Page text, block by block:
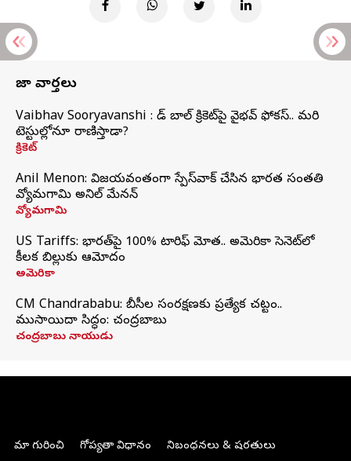
తాజా వార్తలు
Vaibhav Sooryavanshi : రెడ్ బాల్ క్రికెట్‌పై వైభవ్ ఫోకస్.. మరి
టెస్టుల్లోనూ రాణిస్తాడా?
క్రికెట్
Anil Menon: విజయవంతంగా స్పేస్‌వాక్‌ చేసిన భారత సంతతి
వ్యోమగామి అనిల్‌ మేనన్
వ్యోమగామి
US Tariffs: భారత్‌పై 100% టారిఫ్‌ మోత.. అమెరికా సెనెట్‌లో
కీలక బిల్లుకు ఆమోదం
అమెరికా
CM Chandrababu: బీసీల సంరక్షణకు ప్రత్యేక చట్టం..
ముసాయిదా సిద్ధం: చంద్రబాబు
చంద్రబాబు నాయుడు
మా గురించి గోప్యతా విధానం నిబంధనలు & షరతులు